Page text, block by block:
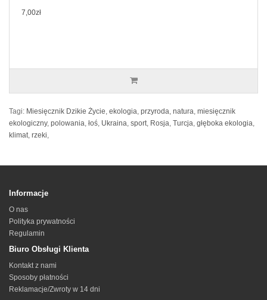
7,00zł
Tagi: Miesięcznik Dzikie Życie, ekologia, przyroda, natura, miesięcznik
ekologiczny, polowania, łoś, Ukraina, sport, Rosja, Turcja, głęboka ekologia,
klimat, rzeki,
Informacje
O nas
Polityka prywatności
Regulamin
Biuro Obsługi Klienta
Kontakt z nami
Sposoby płatności
Reklamacje/Zwroty w 14 dni